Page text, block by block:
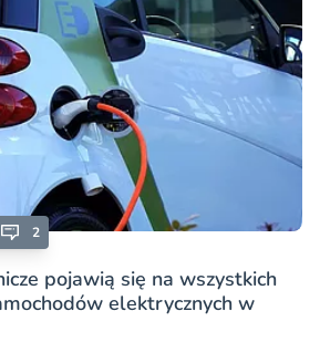
2
pojawią się na wszystkich
elektrycznych w